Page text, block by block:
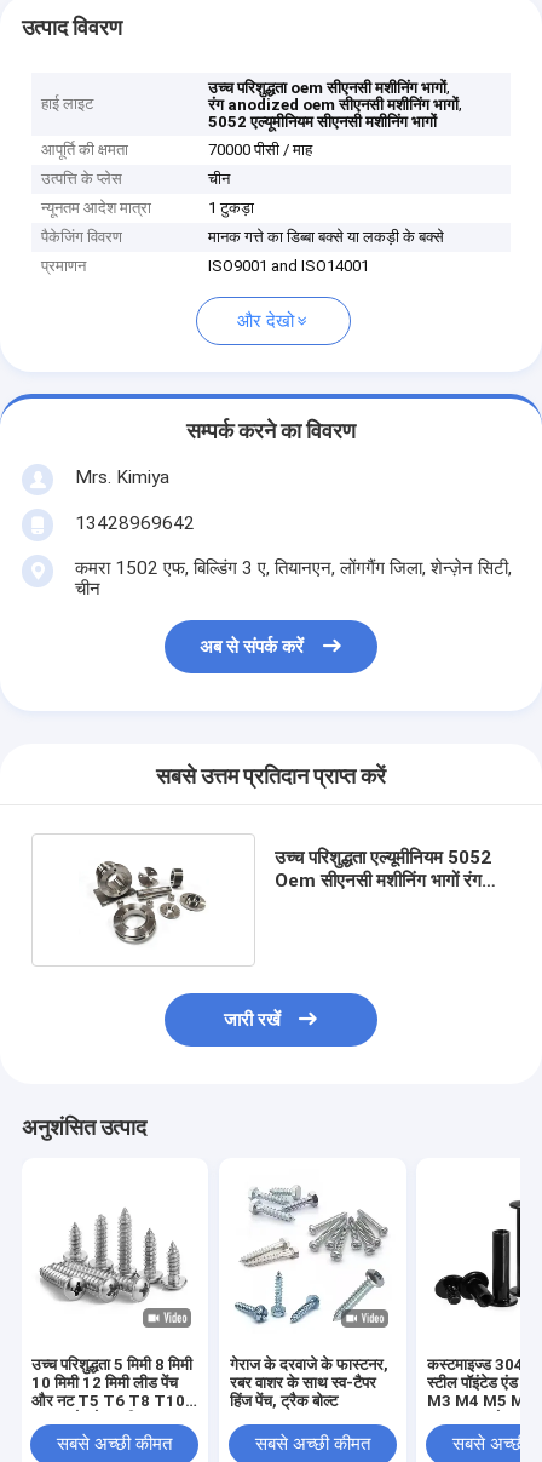
उत्पाद विवरण
हाई लाइट
उच्च परिशुद्धता oem सीएनसी मशीनिंग भागों,
रंग anodized oem सीएनसी मशीनिंग भागों,
5052 एल्यूमीनियम सीएनसी मशीनिंग भागों
आपूर्ति की क्षमता
70000 पीसी / माह
उत्पत्ति के प्लेस
चीन
न्यूनतम आदेश मात्रा
1 टुकड़ा
पैकेजिंग विवरण
मानक गत्ते का डिब्बा बक्से या लकड़ी के बक्से
प्रमाणन
ISO9001 and ISO14001
और देखो
सम्पर्क करने का विवरण
Mrs. Kimiya
13428969642
कमरा 1502 एफ, बिल्डिंग 3 ए, तियानएन, लोंगगैंग जिला, शेन्ज़ेन सिटी,
चीन
अब से संपर्क करें
सबसे उत्तम प्रतिदान प्राप्त करें
उच्च परिशुद्धता एल्यूमीनियम 5052
Oem सीएनसी मशीनिंग भागों रंग
जारी रखें
अनुशंसित उत्पाद
उच्च परिशुद्धता 5 मिमी 8 मिमी
10 मिमी 12 मिमी लीड पेंच
और नट T5 T6 T8 T10
ट्रेपेज़ॉइडल पेंच पीतल नट के
साथ लीड पेंच
सबसे अच्छी कीमत
गेराज के दरवाजे के फास्टनर,
रबर वाशर के साथ स्व-टैपर
हिंज पेंच, ट्रैक बोल्ट
सबसे अच्छी कीमत
कस्टमाइज्ड 304
स्टील पॉइंटेड एंड
M3 M4 M5 M6
स्क्रू हेडलेस हेक्स
स्क्रू
सबसे अच्छी